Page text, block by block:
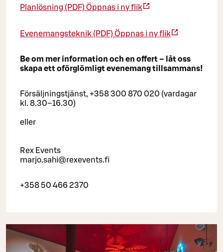
Planlösning (PDF) Öppnas i ny flik
Evenemangsteknik (PDF) Öppnas i ny flik
Be om mer information och en offert – låt oss
skapa ett oförglömligt evenemang tillsammans!
Försäljningstjänst, +358 300 870 020 (vardagar
kl. 8.30–16.30)
eller
Rex Events
marjo.sahi@rexevents.fi
+358 50 466 2370